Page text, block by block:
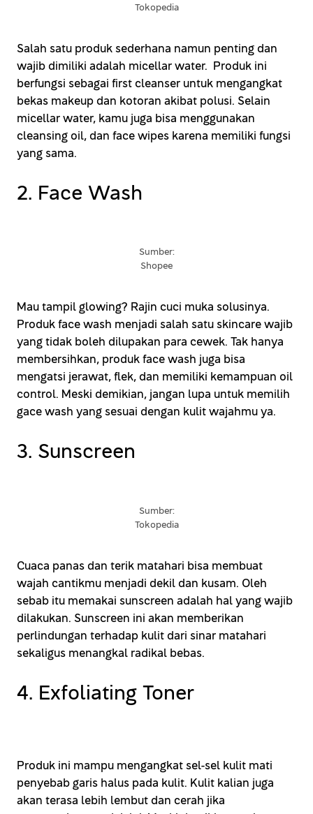
Tokopedia
Salah satu produk sederhana namun penting dan
wajib dimiliki adalah micellar water. Produk ini
berfungsi sebagai first cleanser untuk mengangkat
bekas makeup dan kotoran akibat polusi. Selain
micellar water, kamu juga bisa menggunakan
cleansing oil, dan face wipes karena memiliki fungsi
yang sama.
2. Face Wash
Sumber:
Shopee
Mau tampil glowing? Rajin cuci muka solusinya.
Produk face wash menjadi salah satu skincare wajib
yang tidak boleh dilupakan para cewek. Tak hanya
membersihkan, produk face wash juga bisa
mengatsi jerawat, flek, dan memiliki kemampuan oil
control. Meski demikian, jangan lupa untuk memilih
gace wash yang sesuai dengan kulit wajahmu ya.
3. Sunscreen
Sumber:
Tokopedia
Cuaca panas dan terik matahari bisa membuat
wajah cantikmu menjadi dekil dan kusam. Oleh
sebab itu memakai sunscreen adalah hal yang wajib
dilakukan. Sunscreen ini akan memberikan
perlindungan terhadap kulit dari sinar matahari
sekaligus menangkal radikal bebas.
4. Exfoliating Toner
Produk ini mampu mengangkat sel-sel kulit mati
penyebab garis halus pada kulit. Kulit kalian juga
akan terasa lebih lembut dan cerah jika